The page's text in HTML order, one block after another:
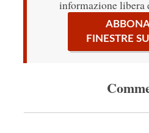
informazione libera
FINESTRE